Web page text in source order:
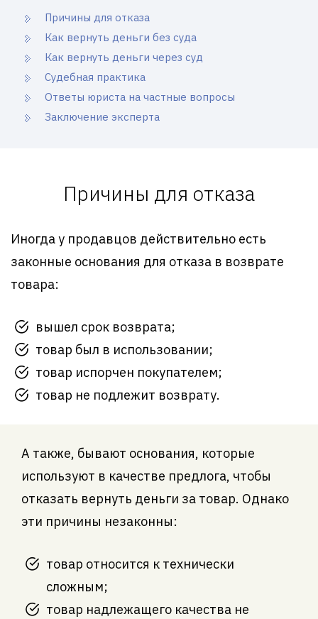
Причины для отказа
Как вернуть деньги без суда
Как вернуть деньги через суд
Судебная практика
Ответы юриста на частные вопросы
Заключение эксперта
Причины для отказа
Иногда у продавцов действительно есть
законные основания для отказа в возврате
товара:
вышел срок возврата;
товар был в использовании;
товар испорчен покупателем;
товар не подлежит возврату.
А также, бывают основания, которые
используют в качестве предлога, чтобы
отказать вернуть деньги за товар. Однако
эти причины незаконны:
товар относится к технически
сложным;
товар надлежащего качества не